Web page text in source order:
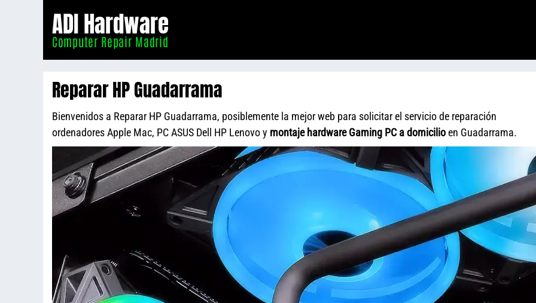
ADI Hardware
Computer Repair Madrid
Reparar HP Guadarrama
Bienvenidos a Reparar HP Guadarrama, posiblemente la mejor web para solicitar el servicio de reparación
ordenadores Apple Mac, PC ASUS Dell HP Lenovo y montaje hardware Gaming PC a domicilioen Guadarrama.